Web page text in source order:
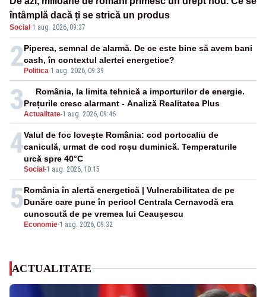
întâmplă dacă ți se strică un produs
Social·1 aug. 2026, 09:37
2Politica-1 aug. 2026, 09:39
Piperea, semnal de alarmă. De ce este bine să avem bani
cash, în contextul alertei energetice?
3Actualitate-1 aug. 2026, 09:46
România, la limita tehnică a importurilor de energie.
Prețurile cresc alarmant - Analiză Realitatea Plus
4
Social-1 aug. 2026, 10:15
Valul de foc lovește România: cod portocaliu de
caniculă, urmat de cod roșu duminică. Temperaturile
urcă spre 40°C
5
Economie-1 aug. 2026, 09:32
România în alertă energetică | Vulnerabilitatea de pe
Dunăre care pune în pericol Centrala Cernavodă era
cunoscută de pe vremea lui Ceaușescu
ACTUALITATE